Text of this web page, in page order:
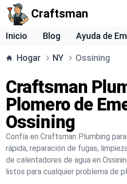
Craftsman
Inicio Blog Ayuda de
Hogar NY Ossining
Craftsman
Plomero de
Ossining
Confía en Craftsman Plumbing
rápida, reparación de fugas,
de calentadores de agua en
listos para cualquier problema de